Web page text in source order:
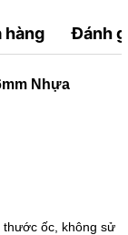
hàng Đánh
Nhựa
ốc, không sử